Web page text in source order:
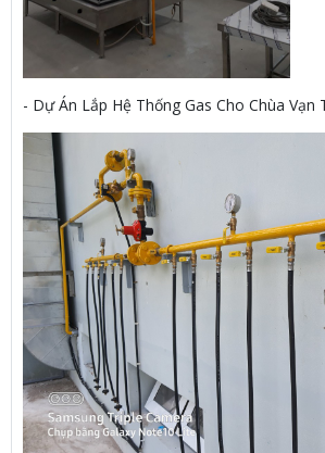
- Dự Án Lắp Hệ Thống Gas Cho Chùa